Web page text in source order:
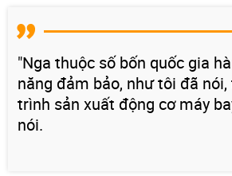
"Nga thuộc số bốn quốc gia
năng đảm bảo, như tôi đã
trình sản xuất động cơ máy
nói.